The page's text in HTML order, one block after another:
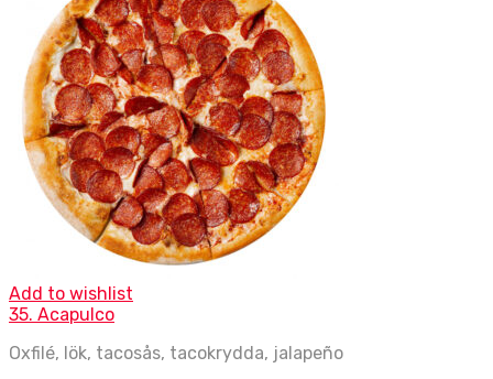
Add to wishlist
35. Acapulco
Oxfilé, lök, tacosås, tacokrydda, jalapeño